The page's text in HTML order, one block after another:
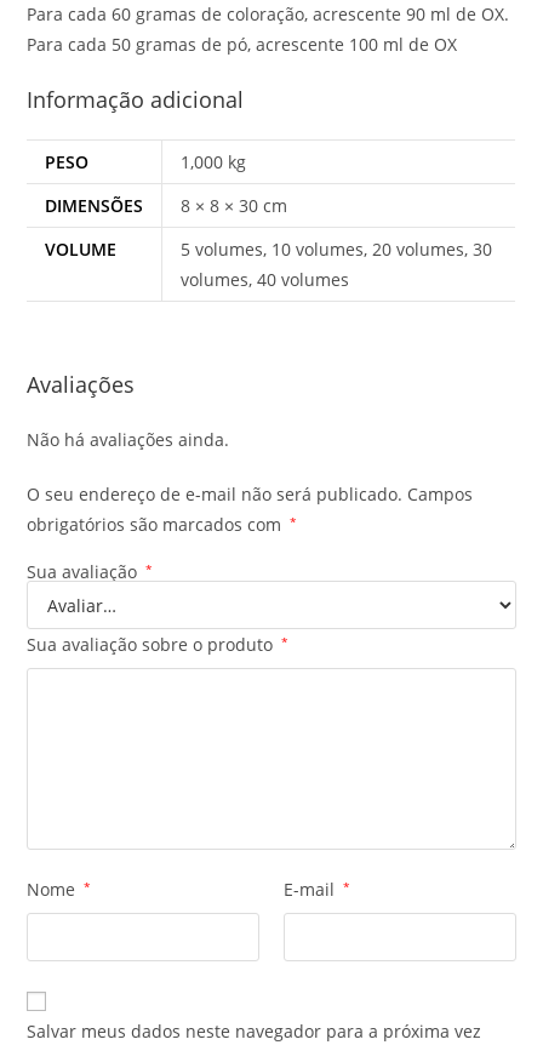
Para cada 60 gramas de coloração, acrescente 90 ml de OX.
Para cada 50 gramas de pó, acrescente 100 ml de OX
Informação adicional
PESO
1,000 kg
DIMENSÕES
8 × 8 × 30 cm
VOLUME
5 volumes, 10 volumes, 20 volumes, 30
volumes, 40 volumes
Avaliações
Não há avaliações ainda.
O seu endereço de e-mail não será publicado. Campos
obrigatórios são marcados com
*
Sua avaliação *
Sua avaliação sobre o produto *
Nome * E-mail *
Salvar meus dados neste navegador para a próxima vez